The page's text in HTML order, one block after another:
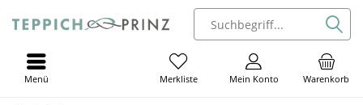
Warenkorb
Mein Konto
Merkliste
Menü